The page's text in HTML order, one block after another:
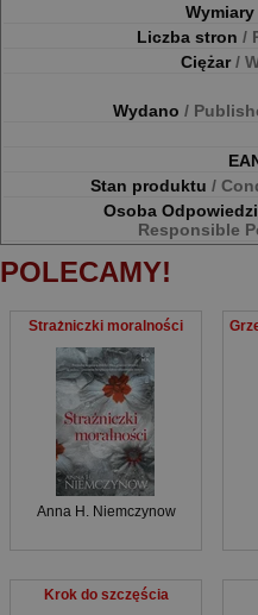
Wymiary
Liczba stron /
Ciężar/
Wydano /
Stan produktu /
Osoba
Responsible
POLECAMY!
Strażniczki moralności
Anna H. Niemczynow
Krok do szczęścia